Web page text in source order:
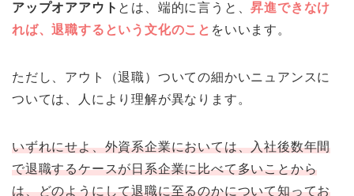
アップオアアウト とは、端的に言うと、昇進できなけ
れば、退職するという文化のこと をいいます。
ただし、アウト（退職）ついての細かいニュアンスに
ついては、人により理解が異なります。
いずれにせよ、外資系企業においては、入社後数年間
で退職するケースが日系企業に比べて多いことから
は、どのようにして退職に至るのかについて知ってお